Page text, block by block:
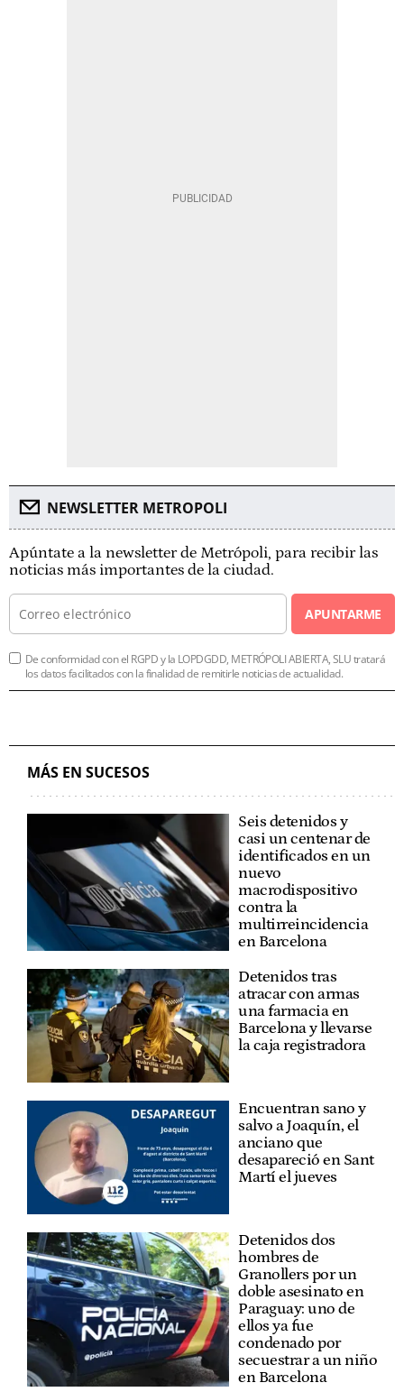
NEWSLETTER METROPOLI
Apúntate a la newsletter de Metrópoli, para recibir las
noticias más importantes de la ciudad.
APUNTARME
De conformidad con el RGPD y la LOPDGDD, METRÓPOLI ABIERTA, SLU tratará
los datos facilitados con la finalidad de remitirle noticias de actualidad.
MÁS EN SUCESOS
Seis detenidos y
casi un centenar de
identificados en un
nuevo
macrodispositivo
contra la
multirreincidencia
en Barcelona
Detenidos tras
atracar con armas
una farmacia en
Barcelona y llevarse
la caja registradora
Encuentran sano y
salvo a Joaquín, el
anciano que
desapareció en Sant
Martí el jueves
Detenidos dos
hombres de
Granollers por un
doble asesinato en
Paraguay: uno de
ellos ya fue
condenado por
secuestrar a un niño
en Barcelona